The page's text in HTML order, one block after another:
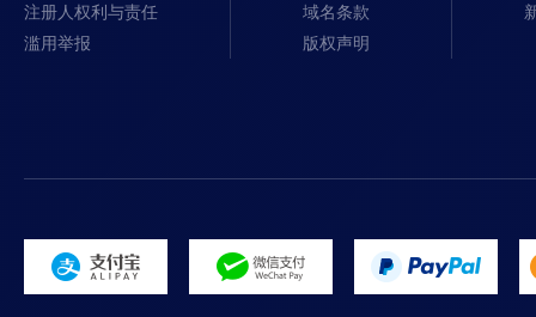
注册人权利与责任
滥用举报
域名条款
版权声明